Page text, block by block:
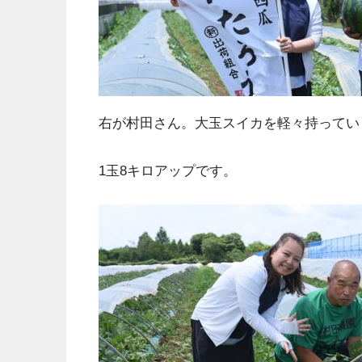
右が村田さん。大玉スイカを軽々持って
1玉8キロアップです。